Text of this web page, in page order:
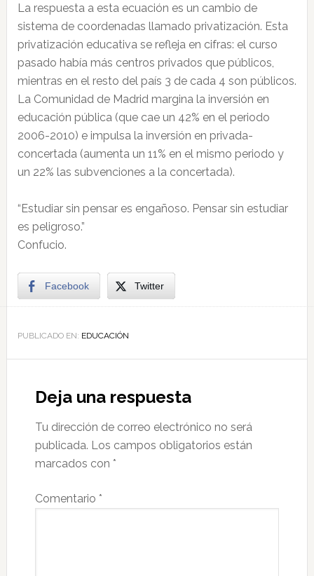
La respuesta a esta ecuación es un cambio de
sistema de coordenadas llamado privatización. Esta
privatización educativa se refleja en cifras: el curso
pasado había más centros privados que públicos,
mientras en el resto del país 3 de cada 4 son públicos.
La Comunidad de Madrid margina la inversión en
educación pública (que cae un 42% en el periodo
2006-2010) e impulsa la inversión en privada-
concertada (aumenta un 11% en el mismo periodo y
un 22% las subvenciones a la concertada).
“Estudiar sin pensar es engañoso. Pensar sin estudiar
es peligroso.”
Confucio.
Facebook Twitter
PUBLICADO EN: EDUCACIÓN
Deja una respuesta
Tu dirección de correo electrónico no será
publicada. Los campos obligatorios están
marcados con *
Comentario *